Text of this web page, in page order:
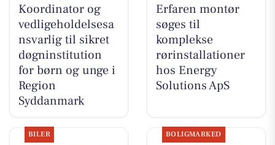
Koordinator og
vedligeholdelsesa
nsvarlig til sikret
døgninstitution
for børn og unge i
Region
Syddanmark
Erfaren montør
søges til
komplekse
rørinstallationer
hos Energy
Solutions ApS
BILER BOLIGMARKED